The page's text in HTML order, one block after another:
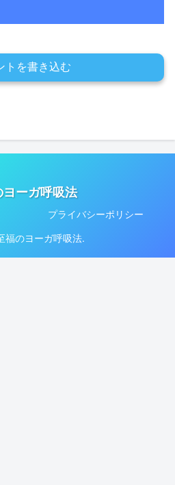
トを書き込む
ヨーガ呼吸法
プライバシーポリシー
のヨーガ呼吸法.